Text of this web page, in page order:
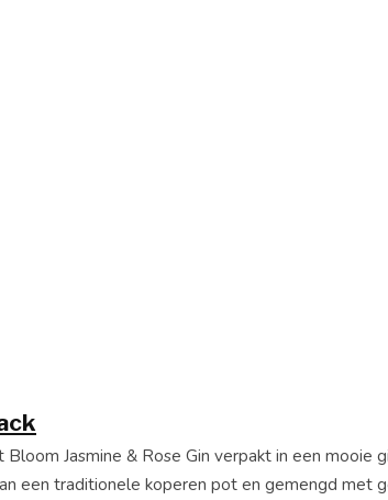
Jasmine & Rose Gin verpakt in een mooie
een traditionele koperen pot en gemengd met